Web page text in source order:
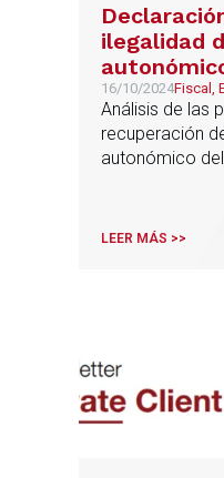
ilegalidad
Impuesto
impuesto
16/10/2024Fiscal,
Análisis de las
recuperación
autonómico
LEER MÁS >>